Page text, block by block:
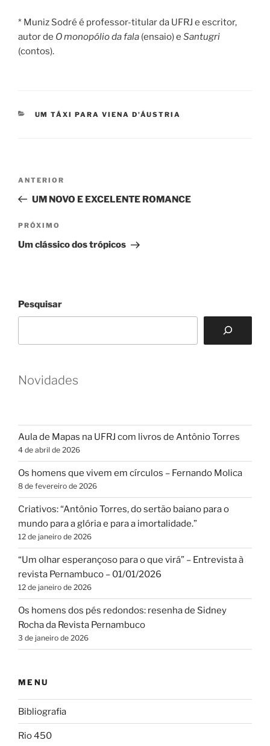
* Muniz Sodré é professor-titular da UFRJ e escritor,
autor de O monopólio da fala (ensaio) e Santugri
(contos).
CATEGORIAS
UM TÁXI PARA VIENA D'ÁUSTRIA
Post
Post
anterior
ANTERIOR
UM NOVO E EXCELENTE ROMANCE
Próximo
post
PRÓXIMO
Um clássico dos trópicos
Pesquisar
Novidades
Aula de Mapas na UFRJ com livros de Antônio Torres
4 de abril de 2026
Os homens que vivem em círculos – Fernando Molica
8 de fevereiro de 2026
Criativos: “Antônio Torres, do sertão baiano para o
mundo para a glória e para a imortalidade.”
12 de janeiro de 2026
“Um olhar esperançoso para o que virá” – Entrevista à
revista Pernambuco – 01/01/2026
12 de janeiro de 2026
Os homens dos pés redondos: resenha de Sidney
Rocha da Revista Pernambuco
3 de janeiro de 2026
MENU
Bibliografia
Rio 450